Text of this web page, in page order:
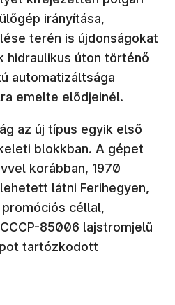
irányítása,
terén is újdonságokat
hidraulikus úton történő
automatizáltsága
emelte elődjeinél.
az új típus egyik első
blokkban. A gépet
korábban, 1970
látni Ferihegyen,
céllal,
85006 lajstromjelű
tartózkodott